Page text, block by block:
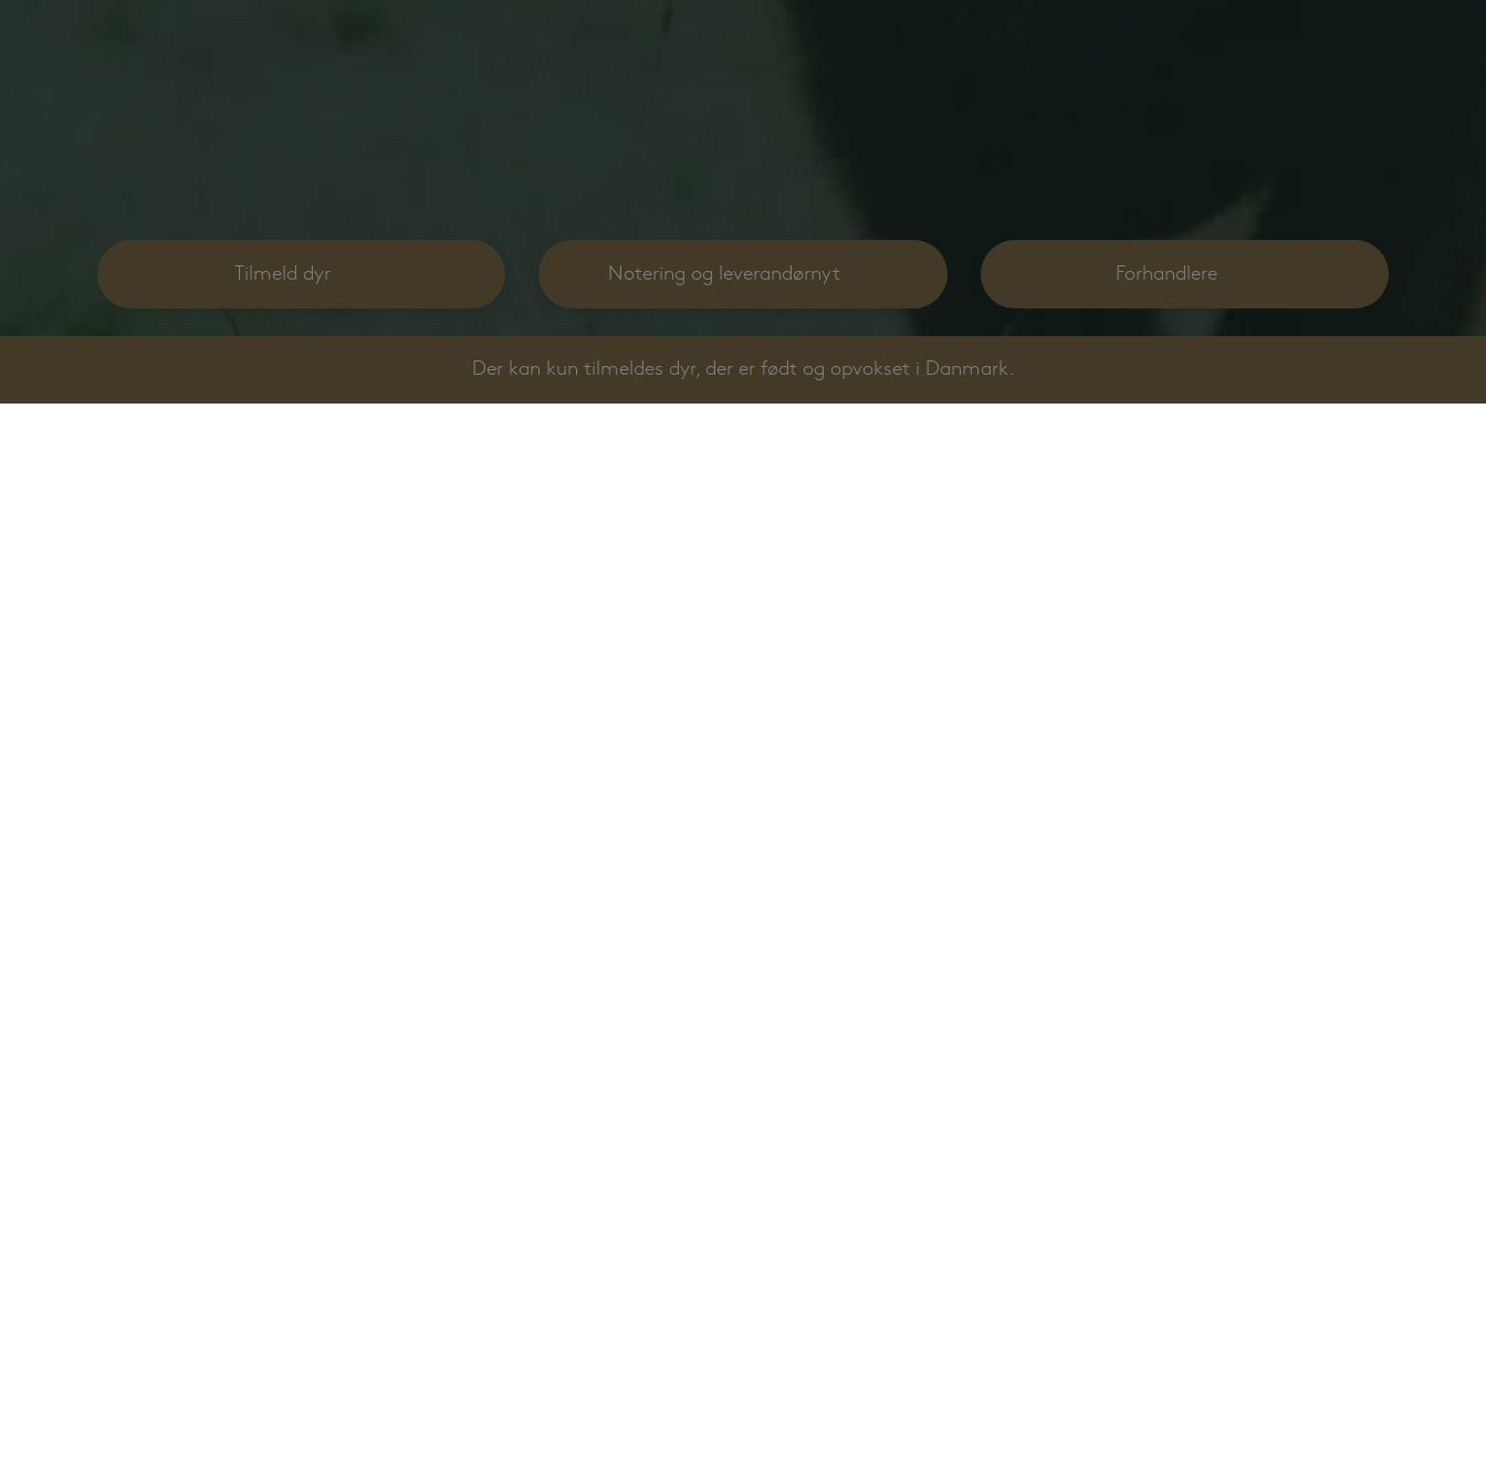
Tilmeld dyr Notering og leverandørnyt Forhandlere
Der kan kun tilmeldes dyr, der er født og opvokset i Danmark.